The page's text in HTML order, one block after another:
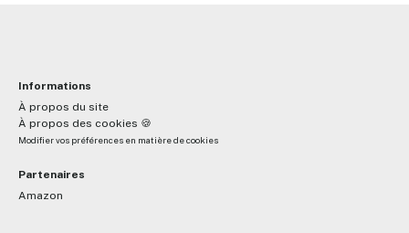
Informations
À propos du site
À propos des cookies 🍪
Modifier vos préférences en matière de cookies
Partenaires
Amazon